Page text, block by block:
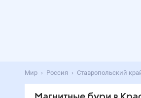
Мир Россия Ставропольский